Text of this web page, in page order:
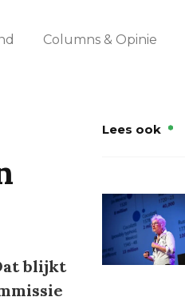
Columns & Opinie
blijkt
Lees ook